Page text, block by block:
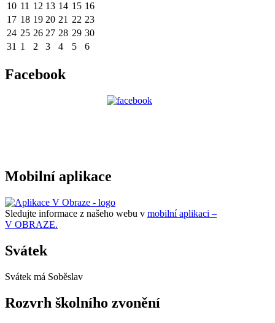
10 11 12 13 14 15 16
17 18 19 20 21 22 23
24 25 26 27 28 29 30
31 1 2 3 4 5 6
Facebook
Mobilní aplikace
Sledujte informace z našeho webu v mobilní aplikaci –
V OBRAZE.
Svátek
Svátek má Soběslav
Rozvrh školního zvonění